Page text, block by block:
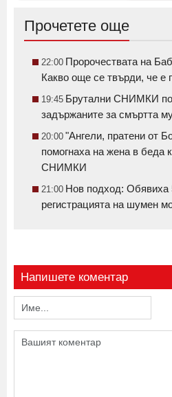
Прочетете още
22:00 Пророчествата на
Какво още се твърди, че е
19:45 Брутални СНИМКИ
задържаните за смъртта
20:00 "Ангели, пратени от
помогнаха на жена в беда
СНИМКИ
21:00 Нов подход: Обявиха
регистрацията на шумен
Напишете коментар